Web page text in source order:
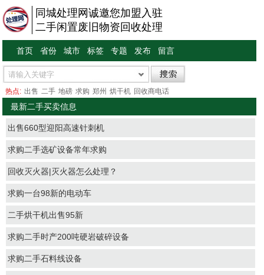
同城处理网诚邀您加盟入驻
二手闲置废旧物资回收处理
首页 省份 城市 标签 专题 发布 留言
热点: 出售 二手 地磅 求购 郑州 烘干机 回收商电话
最新二手买卖信息
出售660型迎阳高速针刺机
求购二手选矿设备常年求购
回收灭火器|灭火器怎么处理？
求购一台98新的电动车
二手烘干机出售95新
求购二手时产200吨硬岩破碎设备
求购二手石料线设备